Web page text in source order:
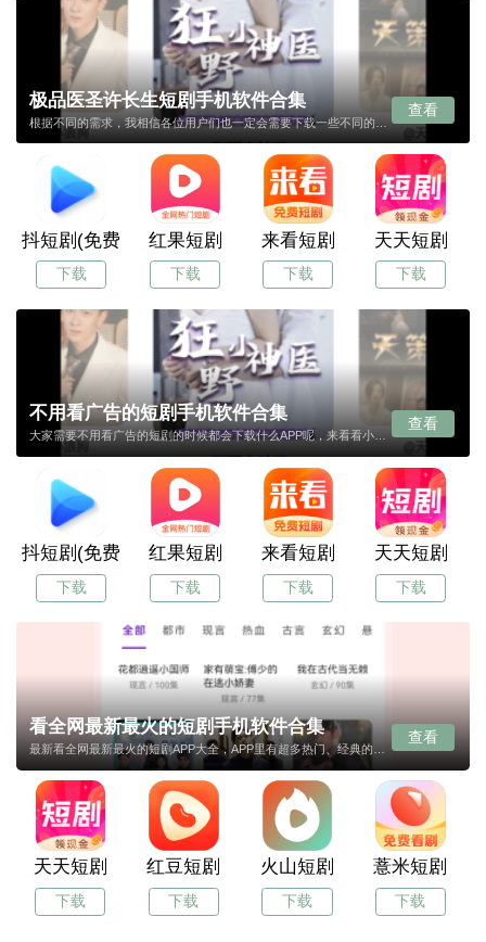
极品医圣许长生短剧手机软件合集 查看
抖短剧(免费短剧)
下载
红果短剧
下载
来看短剧
下载
天天短剧
下载
不用看广告的短剧手机软件合集
大家需要不用看广告的短剧的时候都会下载什么APP呢，来看看小编分享的这几款不用看广告的短剧APP合集吧，你一定会喜欢，直接就可以下载，所有的APP都是免费的，快来体验吧。
查看
抖短剧(免费短剧)
下载
红果短剧
下载
来看短剧
下载
天天短剧
下载
看全网最新最火的短剧手机软件合集 查看
天天短剧
下载
红豆短剧
下载
火山短剧
下载
薏米短剧
下载